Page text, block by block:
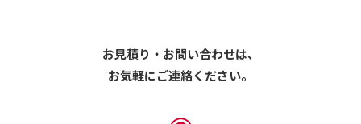
お見積り・お問い合わせは、
お気軽にご連絡ください。